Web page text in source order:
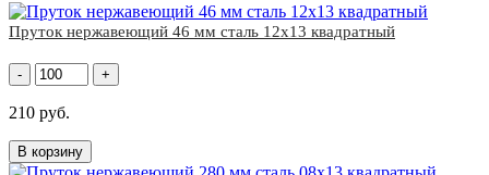
Пруток нержавеющий 46 мм сталь 12х13 квадратный
- +
210 руб.
В корзину